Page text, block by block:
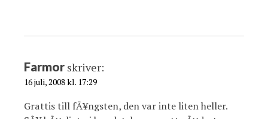
Farmor skriver:
16 juli, 2008 kl. 17:29
Grattis till fÃ¥ngsten, den var inte liten heller.